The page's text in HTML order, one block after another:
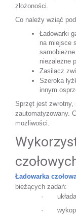
złożoności.
Co należy wziąć
Ładowarki
na miejsce
niezależne
Zasilacz
Szeroka
innym
Sprzęt jest zwrotny,
zautomatyzowany.
możliwości.
Ładowarka
bieżących zadań:
·
·